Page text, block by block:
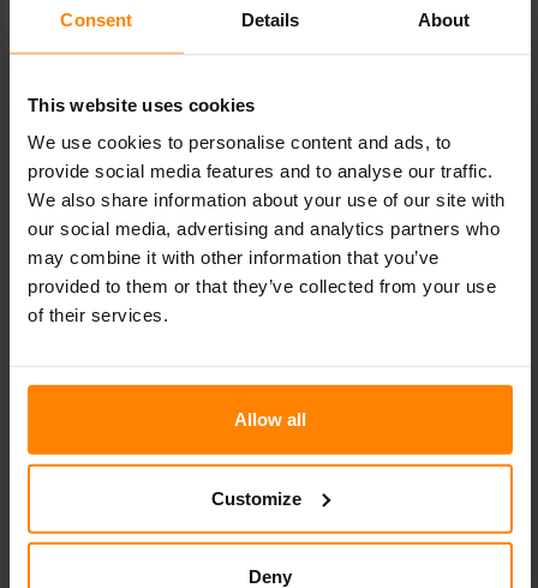
Consent Details About
This website uses cookies
We use cookies to personalise content and ads, to
provide social media features and to analyse our traffic.
We also share information about your use of our site with
our social media, advertising and analytics partners who
may combine it with other information that you’ve
provided to them or that they’ve collected from your use
of their services.
Allow all
Customize
Deny
Quake-Dämpfungssystem
Superdampening, HD und Xtreme
Farbtemperatur von LED-Scheinwerfern
Farbwiedergabeindex von LED-Scheinwerfern
Betreten Sie das Labor
Ein blendfreier Arbeitsbereich
Arbeitsbereich
Bergbau
Muldenkipper LED-Scheinwerfer
Fördertechnik
LED-Scheinwerfer für Traktoren